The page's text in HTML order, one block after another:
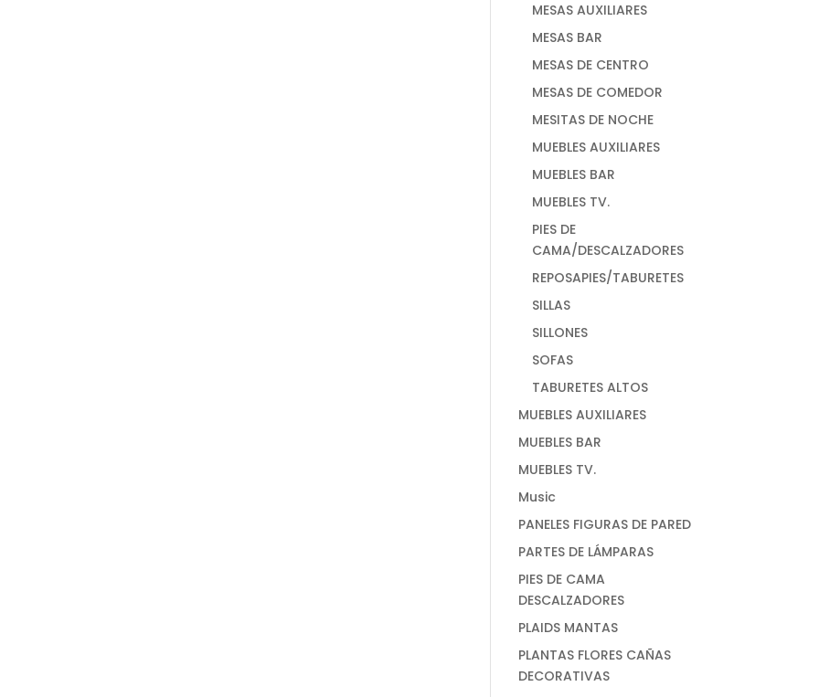
MESAS AUXILIARES
MESAS BAR
MESAS DE CENTRO
MESAS DE COMEDOR
MESITAS DE NOCHE
MUEBLES AUXILIARES
MUEBLES BAR
MUEBLES TV.
PIES DE
CAMA/DESCALZADORES
REPOSAPIES/TABURETES
SILLAS
SILLONES
SOFAS
TABURETES ALTOS
MUEBLES AUXILIARES
MUEBLES BAR
MUEBLES TV.
Music
PANELES FIGURAS DE PARED
PARTES DE LÁMPARAS
PIES DE CAMA
DESCALZADORES
PLAIDS MANTAS
PLANTAS FLORES CAÑAS
DECORATIVAS